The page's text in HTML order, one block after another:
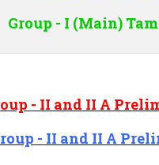
Group - I (Main)
- II and II A
- II and II A